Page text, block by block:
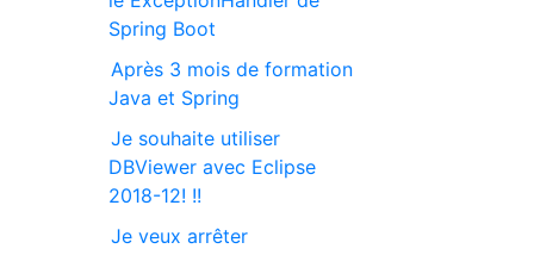
Spring Boot
Après 3 mois de formation
Java et Spring
Je souhaite utiliser
DBViewer avec Eclipse
2018-12! !!
Je veux arrêter